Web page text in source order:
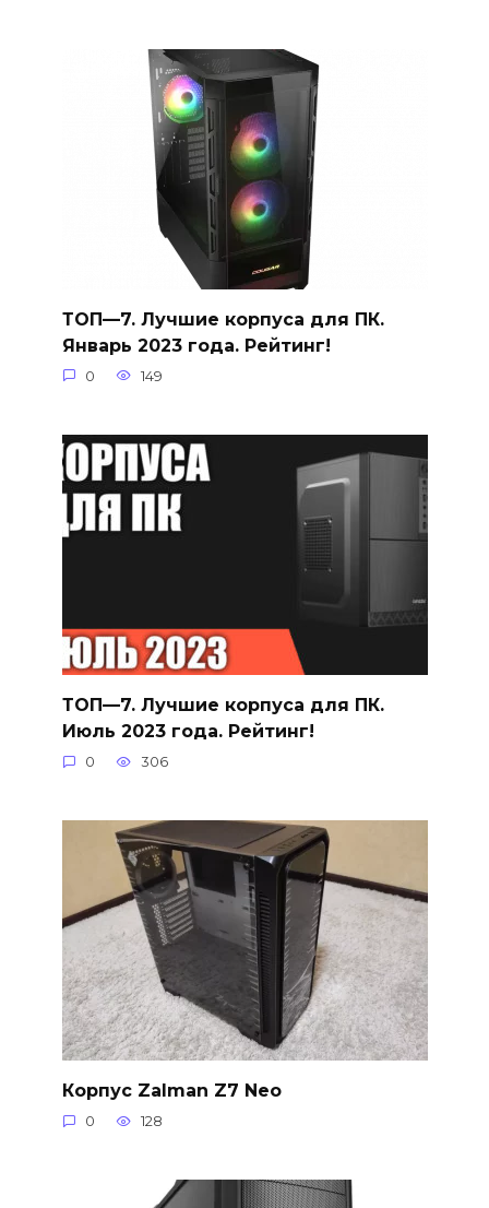
ТОП—7. Лучшие корпуса для ПК.
Январь 2023 года. Рейтинг!
0 149
ТОП—7. Лучшие корпуса для ПК.
Июль 2023 года. Рейтинг!
0 306
Корпус Zalman Z7 Neo
0 128